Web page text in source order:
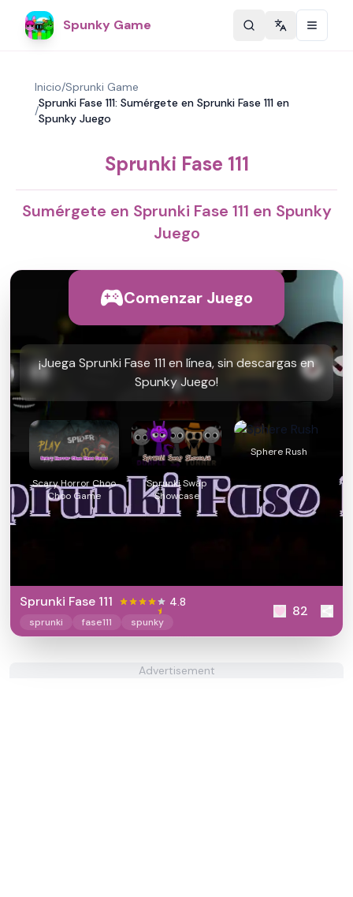
Spunky Game Change
Inicio/Sprunki Game
/
Sprunki Fase 111: Sumérgete en Sprunki Fase 111 en
Spunky Juego
Sprunki Fase 111
Sumérgete en Sprunki Fase 111 en Spunky
Juego
Comenzar Juego
¡Juega Sprunki Fase 111 en línea, sin descargas en
Spunky Juego!
Scary Horror Choo
Choo Game
Sprunki Swap
Showcase
Sphere Rush
Sprunki Fase 111 4.8
sprunki fase111 spunky
82
Advertisement